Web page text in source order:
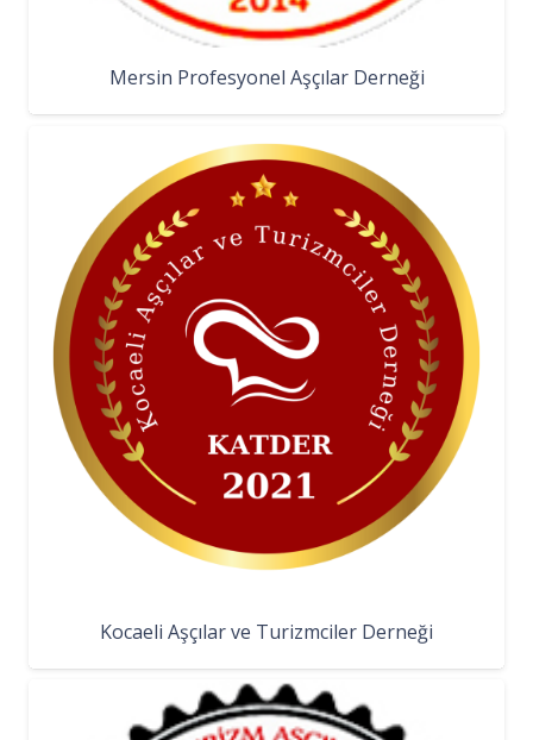
Mersin Profesyonel Aşçılar Derneği
Kocaeli Aşçılar ve Turizmciler Derneği